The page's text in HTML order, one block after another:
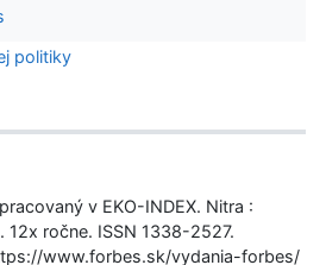
v EKO-INDEX. Nitra :
12x ročne. ISSN 1338-2527.
www.forbes.sk/vydania-forbes/